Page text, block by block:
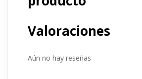
Valoraciones
Aún no hay reseñas